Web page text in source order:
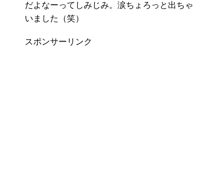
だよなーってしみじみ。涙ちょろっと出ちゃ
いました（笑）
スポンサーリンク